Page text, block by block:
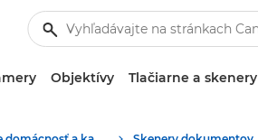
Objektívy Tlačiarne a skenery